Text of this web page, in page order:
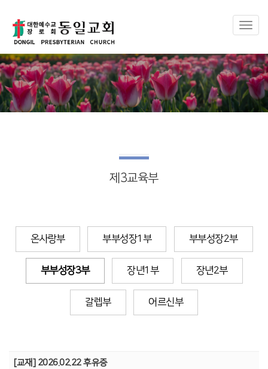
Toggle
제3교육부
온사랑부 부부성장1부 부부성장2부
부부성장3부 장년1부 장년2부
갈렙부 어르신부
[교재] 2026.02.22 후유증